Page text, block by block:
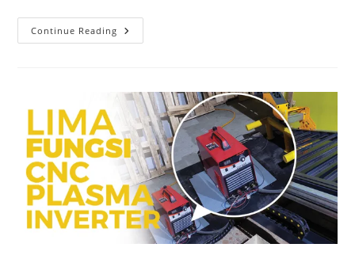
Continue Reading
Tips